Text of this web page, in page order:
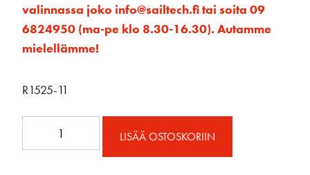
valinnassa joko info@sailtech.fi tai soita 09
6824950 (ma-pe klo 8.30-16.30). Autamme
mielellämme!
R1525-11
LISÄÄ OSTOSKORIIN